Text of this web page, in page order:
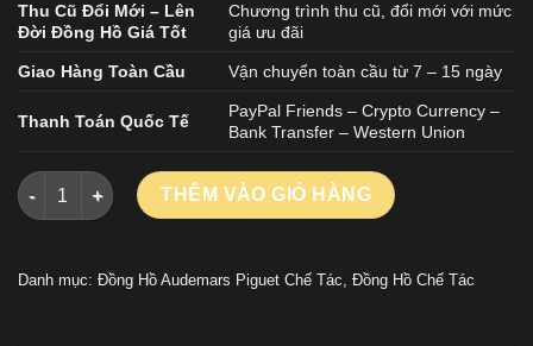
Thu Cũ Đổi Mới – Lên
Đời Đồng Hồ Giá Tốt
Chương trình thu cũ, đổi mới với mức
giá ưu đãi
Giao Hàng Toàn Cầu Vận chuyển toàn cầu từ 7 – 15 ngày
Thanh Toán Quốc Tế
PayPal Friends – Crypto Currency –
Bank Transfer – Western Union
ĐỒNG HỒ AUDEMARS PIGUET ROYAL OAK 26240 REPLICA
THÊM VÀO GIỎ HÀNG
Danh mục: Đồng Hồ Audemars Piguet Chế Tác, Đồng Hồ Chế Tác